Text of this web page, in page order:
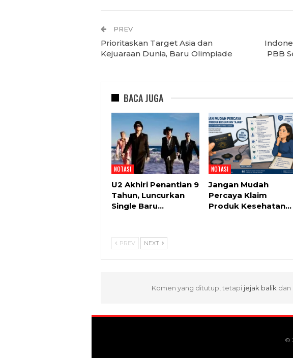
PREV
Prioritaskan Target Asia dan
Kejuaraan Dunia, Baru Olimpiade
PBB
BACA JUGA
NOTASI
U2 Akhiri Penantian 9
Tahun, Luncurkan
Single Baru…
NOTASI
Jangan Mudah
Percaya Klaim
Produk Kesehatan…
PREV NEXT
Komen yang ditutup, tetapi jejak balik dan
©